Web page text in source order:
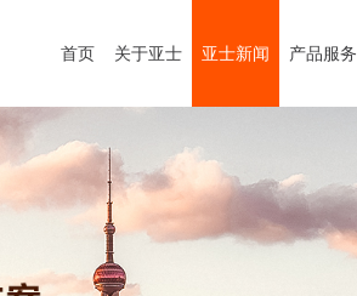
首页 关于亚士 亚士新闻 产品服务